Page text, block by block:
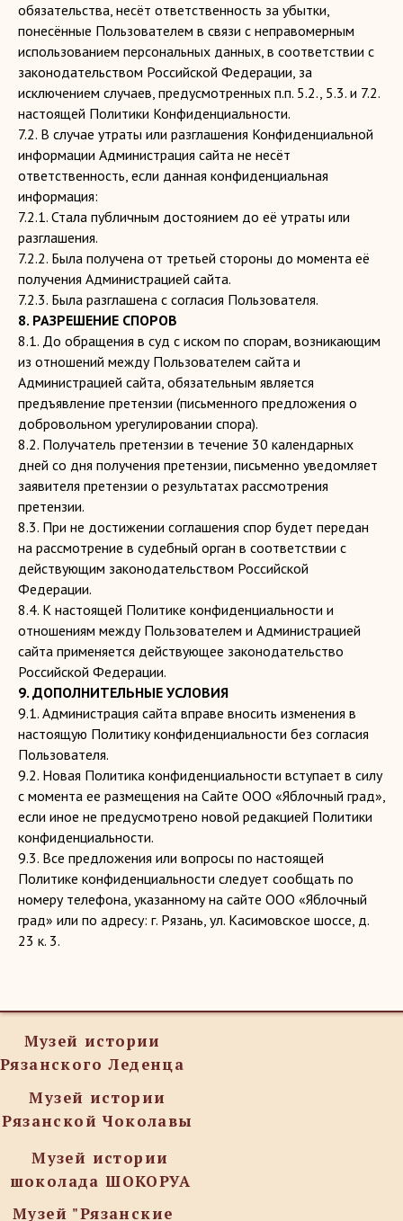
обязательства, несёт ответственность за убытки,
понесённые Пользователем в связи с неправомерным
использованием персональных данных, в соответствии с
законодательством Российской Федерации, за
исключением случаев, предусмотренных п.п. 5.2., 5.3. и 7.2.
настоящей Политики Конфиденциальности.
7.2. В случае утраты или разглашения Конфиденциальной
информации Администрация сайта не несёт
ответственность, если данная конфиденциальная
информация:
7.2.1. Стала публичным достоянием до её утраты или
разглашения.
7.2.2. Была получена от третьей стороны до момента её
получения Администрацией сайта.
7.2.3. Была разглашена с согласия Пользователя.
8. РАЗРЕШЕНИЕ СПОРОВ
8.1. До обращения в суд с иском по спорам, возникающим
из отношений между Пользователем сайта и
Администрацией сайта, обязательным является
предъявление претензии (письменного предложения о
добровольном урегулировании спора).
8.2. Получатель претензии в течение 30 календарных
дней со дня получения претензии, письменно уведомляет
заявителя претензии о результатах рассмотрения
претензии.
8.3. При не достижении соглашения спор будет передан
на рассмотрение в судебный орган в соответствии с
действующим законодательством Российской
Федерации.
8.4. К настоящей Политике конфиденциальности и
отношениям между Пользователем и Администрацией
сайта применяется действующее законодательство
Российской Федерации.
9. ДОПОЛНИТЕЛЬНЫЕ УСЛОВИЯ
9.1. Администрация сайта вправе вносить изменения в
настоящую Политику конфиденциальности без согласия
Пользователя.
9.2. Новая Политика конфиденциальности вступает в силу
с момента ее размещения на Сайте ООО «Яблочный град»,
если иное не предусмотрено новой редакцией Политики
конфиденциальности.
9.3. Все предложения или вопросы по настоящей
Политике конфиденциальности следует сообщать по
номеру телефона, указанному на сайте ООО «Яблочный
град» или по адресу: г. Рязань, ул. Касимовское шоссе, д.
23 к. 3.